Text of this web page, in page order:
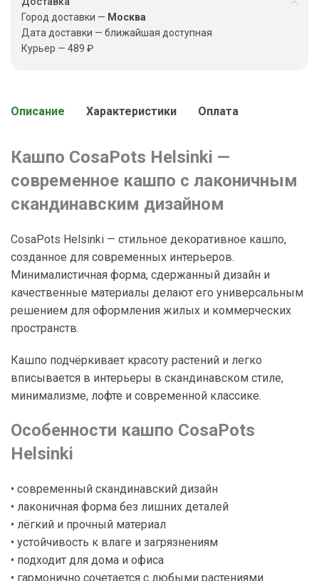
Город доставки — Москва
Дата доставки — ближайшая доступная
Курьер — 489 ₽
Описание Характеристики Оплата
Кашпо CosaPots Helsinki —
современное кашпо с лаконичным
скандинавским дизайном
CosaPots Helsinki — стильное декоративное кашпо,
созданное для современных интерьеров.
Минималистичная форма, сдержанный дизайн и
качественные материалы делают его универсальным
решением для оформления жилых и коммерческих
пространств.
Кашпо подчёркивает красоту растений и легко
вписывается в интерьеры в скандинавском стиле,
минимализме, лофте и современной классике.
Особенности кашпо CosaPots
Helsinki
• современный скандинавский дизайн
• лаконичная форма без лишних деталей
• лёгкий и прочный материал
• устойчивость к влаге и загрязнениям
• подходит для дома и офиса
• гармонично сочетается с любыми растениями